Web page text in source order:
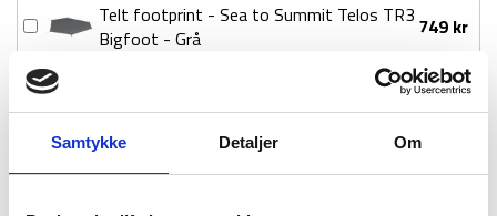
Samtykke Detaljer Om
TR3
-
Grøn
antal
Telt
-
Sea
Summit
Telos
Telt footprint - Sea to Summit Telos TR3
Bigfoot - Grå
749 kr
levering
499 kr
100 dages
returret